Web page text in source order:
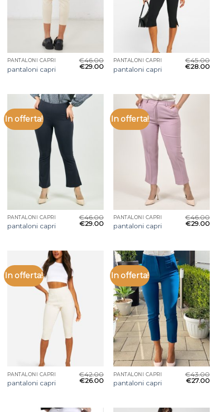
PANTALONI CAPRI
pantaloni capri
€46.00
€29.00
PANTALONI CAPRI
pantaloni capri
€45.00
€28.00
In offerta!
PANTALONI CAPRI
pantaloni capri
€46.00
€29.00
In offerta!
PANTALONI CAPRI
pantaloni capri
€46.00
€29.00
In offerta!
PANTALONI CAPRI
pantaloni capri
€42.00
€26.00
In offerta!
PANTALONI CAPRI
pantaloni capri
€43.00
€27.00